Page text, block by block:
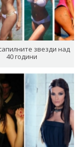
звезди над
40 години